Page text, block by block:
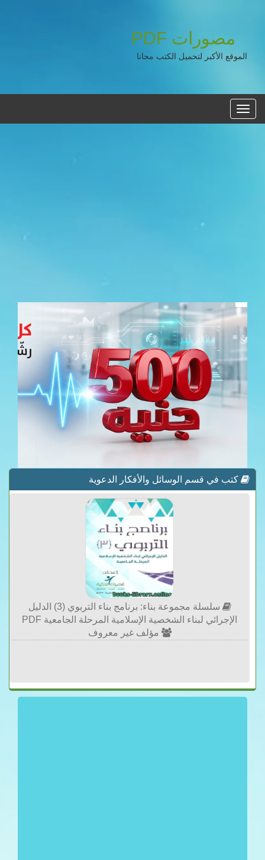
مصورات PDF
الموقع الأكبر لتحميل الكتب مجانا
القائمه
الرئيسية
كتب في قسم الوسائل والأفكار الدعوية
سلسلة مجموعة بناء: برنامج بناء التربوي (3) الدليل
الإجرائي لبناء الشخصية الإسلامية المرحلة الجامعية PDF
مؤلف غير معروف